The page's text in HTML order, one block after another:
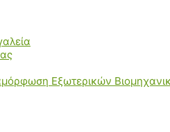
Εξωτερικών